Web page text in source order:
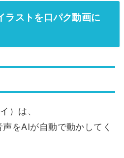
ストを口パク動画に
）は、
声をAIが自動で動かしてく